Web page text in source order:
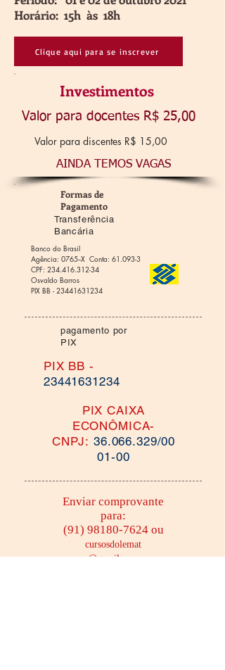
Horário: 15h às 18h
Clique aqui para se inscrever
Investimentos
Valor para docentes R$ 25,00
Valor para discentes R$ 15,00
AINDA TEMOS VAGAS
Formas de
Pagamento
Transferência
Bancária
Banco do Brasil
Agência: 0765--X Conta: 61.093-3
CPF: 234.416.312-34
Osvaldo Barros
PIX BB - 23441631234
pagamento por
PIX
PIX BB -
23441631234
PIX CAIXA
ECONÔMICA-
CNPJ:36.066.329/00
01-00
Enviar comprovante
para:
(91) 98180-7624ou
cursosdolemat
@gmail.com